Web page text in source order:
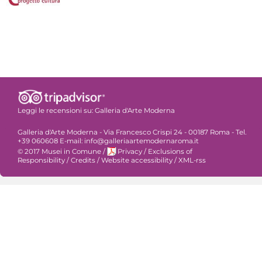
Leggi le recensioni su: Galleria d'Arte Moderna
Galleria d'Arte Moderna - Via Francesco Crispi 24 - 00187 Roma - Tel.
+39 060608 E-mail: info@galleriaartemodernaroma.it
© 2017 Musei in Comune / Privacy / Exclusions of
Responsibility / Credits / Website accessibility / XML-rss